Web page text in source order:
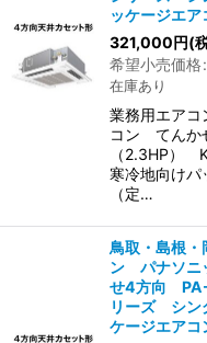
ッケージエア
321,000円(
希望小売価格:
在庫あり
業務用エア
コン てん
（2.3HP）
寒冷地向け
（定…
鳥取・島根・
ン パナソニ
せ4方向
リーズ シ
ケージエアコ